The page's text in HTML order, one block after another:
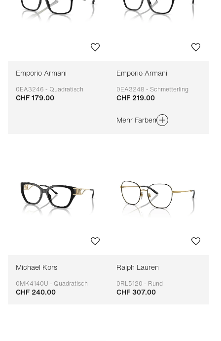
Emporio Armani
0EA3246 - Quadratisch
Anpassbar
CHF 179.00
Emporio Armani
0EA3248 - Schmetterling
Anpassbar
CHF 219.00
Mehr Farben
Michael Kors
0MK4140U - Quadratisch
Anpassbar
CHF 240.00
Ralph Lauren
0RL5120 - Rund
Anpassbar
CHF 307.00